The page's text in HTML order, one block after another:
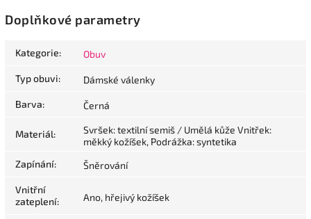
Doplňkové parametry
Kategorie: Obuv
Typ obuvi: Dámské válenky
Barva: Černá
Materiál:
Svršek: textilní semiš / Umělá kůže Vnitřek:
měkký kožíšek, Podrážka: syntetika
Zapínání: Šněrování
Vnitřní
zateplení: Ano, hřejivý kožíšek